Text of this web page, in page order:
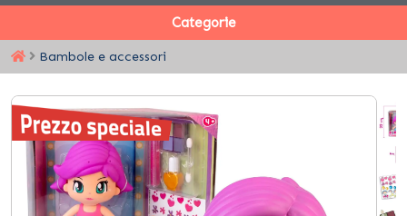
Categorie
Bambole e accessori